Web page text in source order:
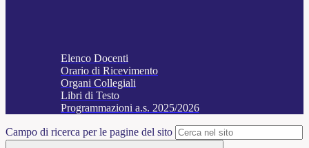
Elenco Docenti
Orario di Ricevimento
Organi Collegiali
Libri di Testo
Programmazioni a.s. 2025/2026
Campo di ricerca per le pagine del sito